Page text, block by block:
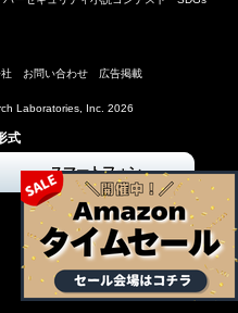
お問い合わせ 広告掲載
Laboratories, Inc. 2026
式
スマートフォン